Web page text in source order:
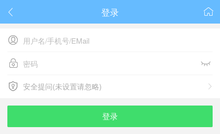
 
登录

 
 
安全提问(未设置请忽略)
安全提问(未设置请忽略)
登录